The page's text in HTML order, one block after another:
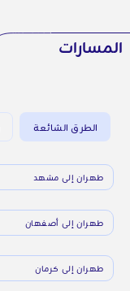
المسارات
الطرق الشائعة
طهران إلى مشهد
طهران إلى أصفهان
طهران إلى كرمان